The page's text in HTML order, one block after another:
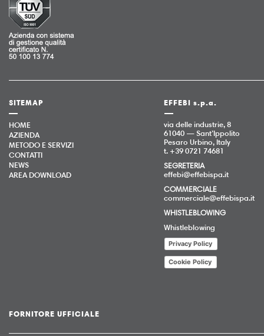
SITEMAP
HOME
AZIENDA
METODO E SERVIZI
CONTATTI
NEWS
AREA DOWNLOAD
EFFEBI s.p.a.
via delle industrie, 8
61040 — Sant’Ippolito
Pesaro Urbino, Italy
t. +39 0721 74681
SEGRETERIA
effebi@effebispa.it
COMMERCIALE
commerciale@effebispa.it
WHISTLEBLOWING
Whistleblowing
Privacy Policy
Cookie Policy
FORNITORE UFFICIALE